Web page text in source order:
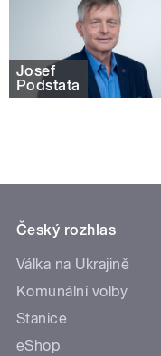
Josef
Podstata
Český rozhlas
Válka na Ukrajině
Komunální volby
Stanice
eShop